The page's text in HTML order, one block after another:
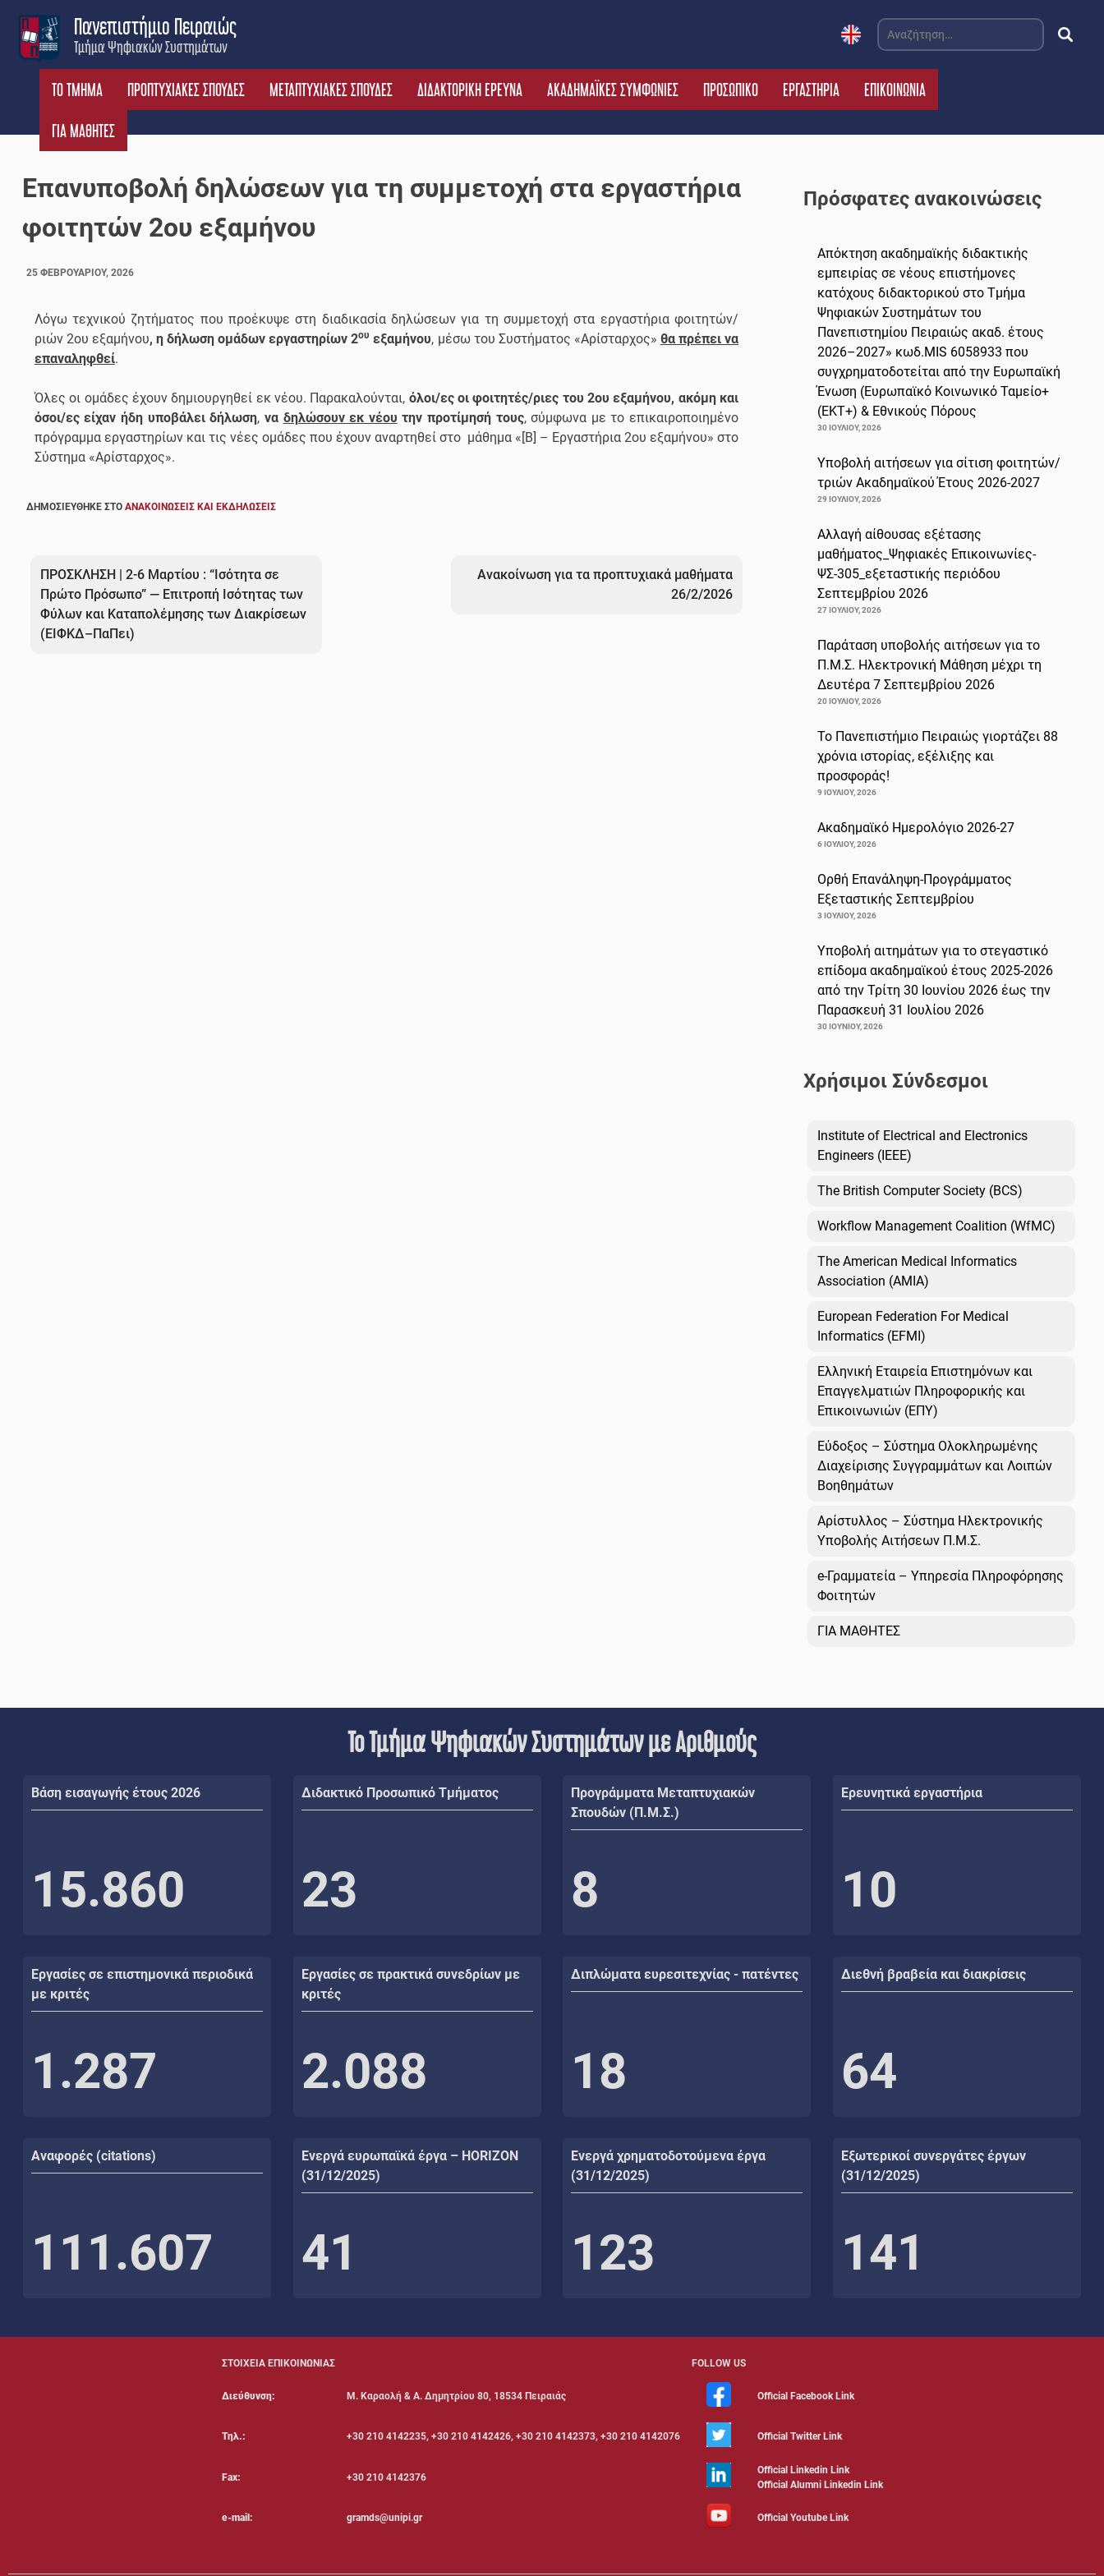
content
Τμήμα Ψηφιακών Συστημάτων
Πανεπιστήμιο Πειραιώς
Αναζήτηση
για:
ΤΟ ΤΜΗΜΑ ΠΡΟΠΤΥΧΙΑΚΕΣ ΣΠΟΥΔΕΣ ΜΕΤΑΠΤΥΧΙΑΚΕΣ ΣΠΟΥΔΕΣ ΔΙΔΑΚΤΟΡΙΚΗ ΕΡΕΥΝΑ ΑΚΑΔΗΜΑΪΚΕΣ ΣΥΜΦΩΝΙΕΣ ΠΡΟΣΩΠΙΚΟ ΕΡΓΑΣΤΗΡΙΑ ΕΠΙΚΟΙΝΩΝΙΑ
ΓΙΑ ΜΑΘΗΤΕΣ
Επανυποβολή δηλώσεων για τη συμμετοχή στα εργαστήρια
φοιτητών 2ου εξαμήνου
25 ΦΕΒΡΟΥΑΡΊΟΥ, 2026
Λόγω τεχνικού ζητήματος που προέκυψε στη διαδικασία δηλώσεων για τη συμμετοχή στα εργαστήρια φοιτητών/
ριών 2ου εξαμήνου, η δήλωση ομάδων εργαστηρίων 2ου εξαμήνου, μέσω του Συστήματος «Αρίσταρχος» θα πρέπει να
επαναληφθεί.
Όλες οι ομάδες έχουν δημιουργηθεί εκ νέου. Παρακαλούνται, όλοι/ες οι φοιτητές/ριες του 2ου εξαμήνου, ακόμη και
όσοι/ες είχαν ήδη υποβάλει δήλωση, να δηλώσουν εκ νέου την προτίμησή τους, σύμφωνα με το επικαιροποιημένο
πρόγραμμα εργαστηρίων και τις νέες ομάδες που έχουν αναρτηθεί στο μάθημα «[Β] – Εργαστήρια 2ου εξαμήνου» στο
Σύστημα «Αρίσταρχος».
ΔΗΜΟΣΙΕΎΘΗΚΕ ΣΤΟ ΑΝΑΚΟΙΝΏΣΕΙΣ ΚΑΙ ΕΚΔΗΛΏΣΕΙΣ
άρθρων
ΠΡΟΣΚΛΗΣΗ | 2-6 Μαρτίου : “Ισότητα σε
Πρώτο Πρόσωπο” — Επιτροπή Ισότητας των
Φύλων και Καταπολέμησης των Διακρίσεων
(ΕΙΦΚΔ–ΠαΠει)
Ανακοίνωση για τα προπτυχιακά μαθήματα
26/2/2026
Πρόσφατες ανακοινώσεις
Απόκτηση ακαδημαϊκής διδακτικής
εμπειρίας σε νέους επιστήμονες
κατόχους διδακτορικού στο Τμήμα
Ψηφιακών Συστημάτων του
Πανεπιστημίου Πειραιώς ακαδ. έτους
2026–2027» κωδ.MIS 6058933 που
συγχρηματοδοτείται από την Ευρωπαϊκή
Ένωση (Ευρωπαϊκό Κοινωνικό Ταμείο+
(ΕΚΤ+) & Εθνικούς Πόρους
30 ΙΟΥΛΊΟΥ, 2026
Υποβολή αιτήσεων για σίτιση φοιτητών/
τριών Ακαδημαϊκού Έτους 2026-2027
29 ΙΟΥΛΊΟΥ, 2026
Αλλαγή αίθουσας εξέτασης
μαθήματος_Ψηφιακές Επικοινωνίες-
ΨΣ-305_εξεταστικής περιόδου
Σεπτεμβρίου 2026
27 ΙΟΥΛΊΟΥ, 2026
Παράταση υποβολής αιτήσεων για το
Π.Μ.Σ. Ηλεκτρονική Μάθηση μέχρι τη
Δευτέρα 7 Σεπτεμβρίου 2026
20 ΙΟΥΛΊΟΥ, 2026
Το Πανεπιστήμιο Πειραιώς γιορτάζει 88
χρόνια ιστορίας, εξέλιξης και
προσφοράς!
9 ΙΟΥΛΊΟΥ, 2026
Ακαδημαϊκό Ημερολόγιο 2026-27
6 ΙΟΥΛΊΟΥ, 2026
Ορθή Επανάληψη-Προγράμματος
Εξεταστικής Σεπτεμβρίου
3 ΙΟΥΛΊΟΥ, 2026
Υποβολή αιτημάτων για το στεγαστικό
επίδομα ακαδημαϊκού έτους 2025-2026
από την Τρίτη 30 Ιουνίου 2026 έως την
Παρασκευή 31 Ιουλίου 2026
30 ΙΟΥΝΊΟΥ, 2026
Χρήσιμοι Σύνδεσμοι
Institute of Electrical and Electronics
Engineers (IEEE)
The British Computer Society (BCS)
Workflow Management Coalition (WfMC)
The American Medical Informatics
Association (AMIA)
European Federation For Medical
Informatics (EFMI)
Ελληνική Εταιρεία Επιστημόνων και
Επαγγελματιών Πληροφορικής και
Επικοινωνιών (ΕΠΥ)
Εύδοξος – Σύστημα Ολοκληρωμένης
Διαχείρισης Συγγραμμάτων και Λοιπών
Βοηθημάτων
Αρίστυλλος – Σύστημα Ηλεκτρονικής
Υποβολής Αιτήσεων Π.Μ.Σ.
e-Γραμματεία – Υπηρεσία Πληροφόρησης
Φοιτητών
ΓΙΑ ΜΑΘΗΤΕΣ
Το Τμήμα Ψηφιακών Συστημάτων με Αριθμούς
Βάση εισαγωγής έτους 2026
15.860
Διδακτικό Προσωπικό Τμήματος
23
Προγράμματα Μεταπτυχιακών
Σπουδών (Π.Μ.Σ.)
8
Ερευνητικά εργαστήρια
10
Εργασίες σε επιστημονικά περιοδικά
με κριτές
1.287
Εργασίες σε πρακτικά συνεδρίων με
κριτές
2.088
Διπλώματα ευρεσιτεχνίας - πατέντες
18
Διεθνή βραβεία και διακρίσεις
64
Αναφορές (citations)
111.607
Ενεργά ευρωπαϊκά έργα – HORIZON
(31/12/2025)
41
Ενεργά χρηματοδοτούμενα έργα
(31/12/2025)
123
Εξωτερικοί συνεργάτες έργων
(31/12/2025)
141
ΣΤΟΙΧΕΙΑ ΕΠΙΚΟΙΝΩΝΙΑΣ FOLLOW US
Διεύθυνση: Μ. Καραολή & Α. Δημητρίου 80, 18534 Πειραιάς Official Facebook Link
Τηλ.: +30 210 4142235, +30 210 4142426, +30 210 4142373, +30 210 4142076 Official Twitter Link
Fax: +30 210 4142376
Official Linkedin Link
Official Alumni Linkedin Link
e-mail: gramds@unipi.gr Official Youtube Link